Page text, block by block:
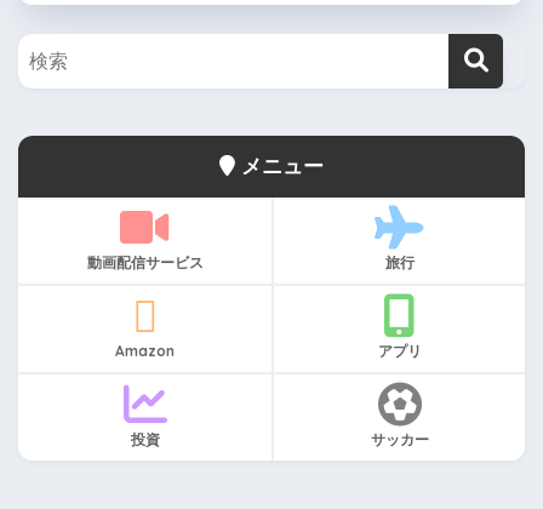
メニュー
動画配信サービス 旅行
Amazon アプリ
投資 サッカー